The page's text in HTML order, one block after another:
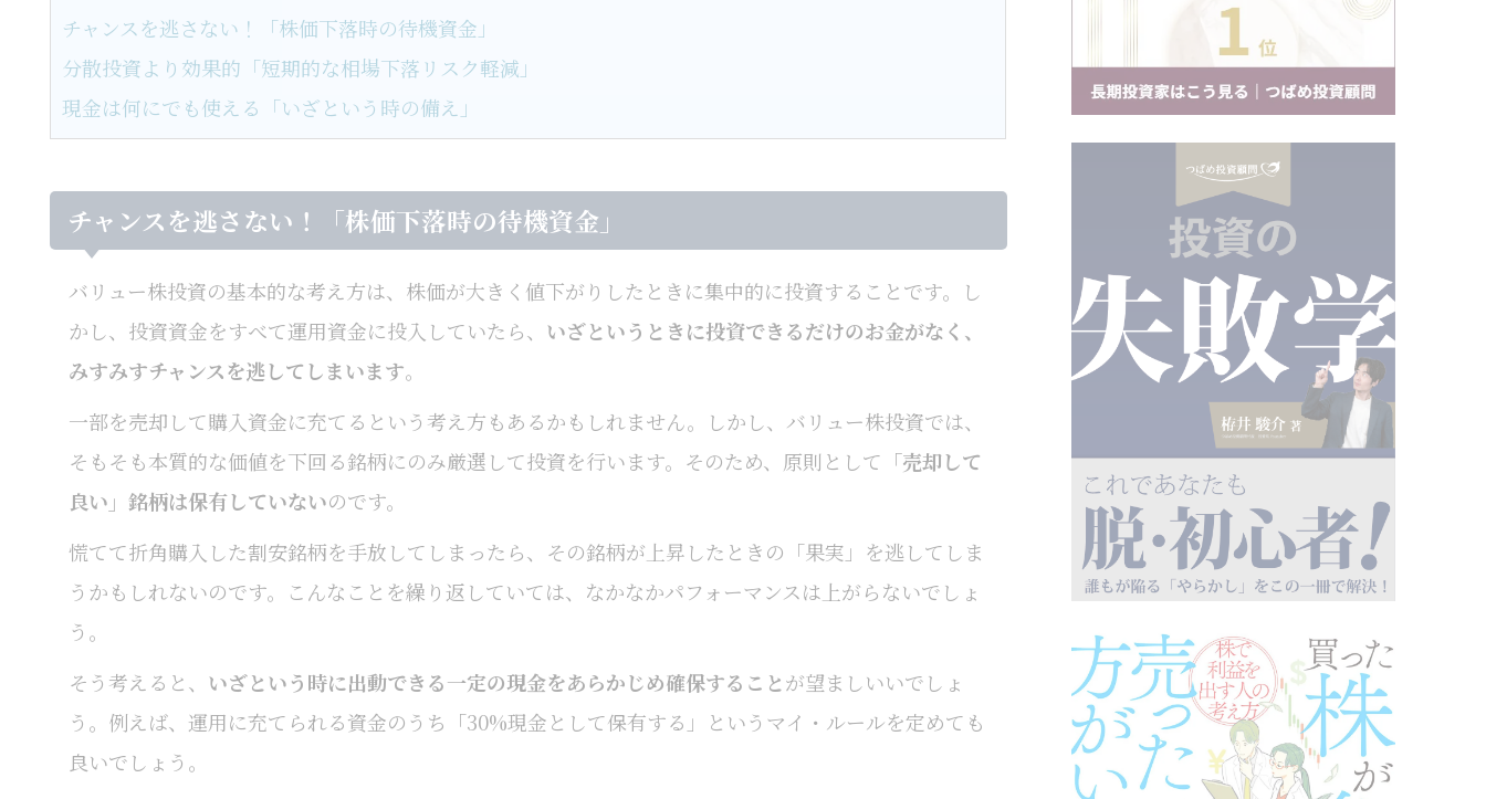
チャンスを逃さない！「株価下落時の待機資金」
分散投資より効果的「短期的な相場下落リスク軽減」
現金は何にでも使える「いざという時の備え」
チャンスを逃さない！「株価下落時の待機資金」
バリュー株投資の基本的な考え方は、株価が大きく値下がりしたときに集中的に投資することです。し
かし、投資資金をすべて運用資金に投入していたら、 いざというときに投資できるだけのお金がなく、
みすみすチャンスを逃してしまいます。
一部を売却して購入資金に充てるという考え方もあるかもしれません。しかし、バリュー株投資では、
そもそも本質的な価値を下回る銘柄にのみ厳選して投資を行います。そのため、原則として 「売却して
良い」銘柄は保有していないのです。
慌てて折角購入した割安銘柄を手放してしまったら、その銘柄が上昇したときの「果実」を逃してしま
うかもしれないのです。こんなことを繰り返していては、なかなかパフォーマンスは上がらないでしょ
う。
そう考えると、 いざという時に出動できる一定の現金をあらかじめ確保することが望ましいいでしょ
う。例えば、運用に充てられる資金のうち「30%現金として保有する」というマイ・ルールを定めても
良いでしょう。